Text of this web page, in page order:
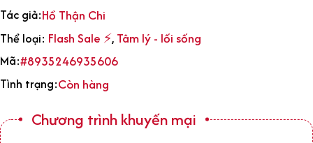
Tác giả:Hồ Thận Chi
Thể loại: Flash Sale ⚡, Tâm lý - lối sống
Mã:#8935246935606
Tình trạng:Còn hàng
Chương trình khuyến mại